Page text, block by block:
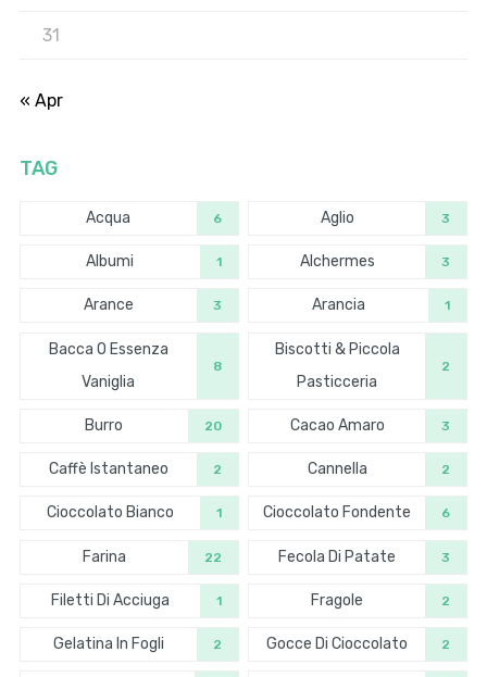
31
« Apr
TAG
Acqua 6 Aglio 3
Albumi 1 Alchermes 3
Arance 3 Arancia 1
Bacca O Essenza
Vaniglia
8
Biscotti & Piccola
Pasticceria
2
Burro 20 Cacao Amaro 3
Caffè Istantaneo 2 Cannella 2
Cioccolato Bianco 1 Cioccolato Fondente 6
Farina 22 Fecola Di Patate 3
Filetti Di Acciuga 1 Fragole 2
Gelatina In Fogli 2 Gocce Di Cioccolato 2